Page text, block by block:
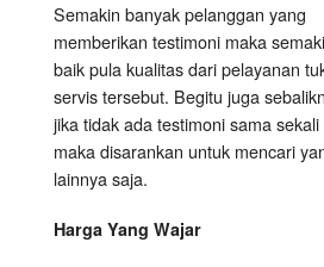
Semakin banyak pelanggan yang
memberikan testimoni maka
baik pula kualitas dari pelayanan
servis tersebut. Begitu juga
jika tidak ada testimoni sama sekali
maka disarankan untuk mencari
lainnya saja.
Harga Yang Wajar